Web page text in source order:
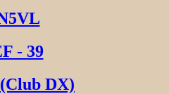
- 39
DX)